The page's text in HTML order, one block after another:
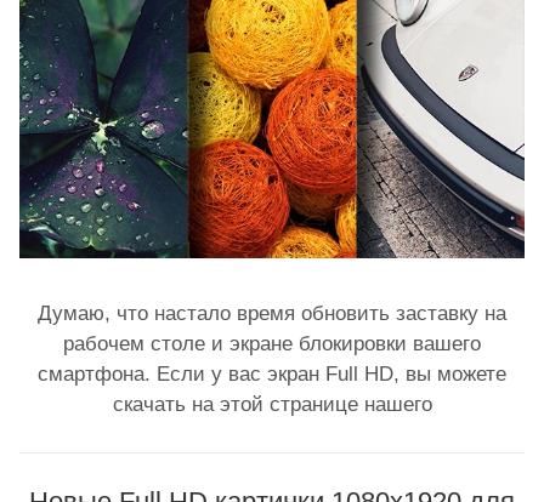
Думаю, что настало время обновить заставку на
рабочем столе и экране блокировки вашего
смартфона. Если у вас экран Full HD, вы можете
скачать на этой странице нашего